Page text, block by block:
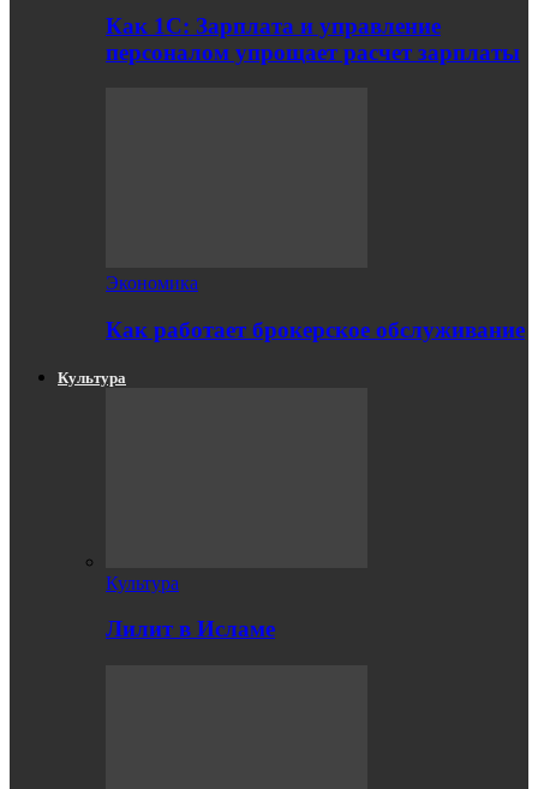
Как 1С: Зарплата и управление
персоналом упрощает расчет зарплаты
Экономика
Как работает брокерское обслуживание
Культура
Культура
Лилит в Исламе